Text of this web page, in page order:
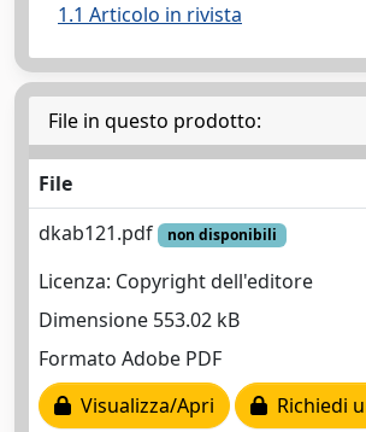
1.1 Articolo in rivista
File in questo prodotto:
File
dkab121.pdf
non disponibili
Licenza: Copyright dell'editore
Dimensione 553.02 kB
Formato Adobe PDF
Visualizza/Apri
Richiedi